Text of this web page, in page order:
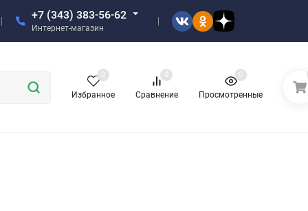
+7 (343) 383-56-62
Интернет-магазин
Избранное
0
Сравнение
0
Просмотренные
0